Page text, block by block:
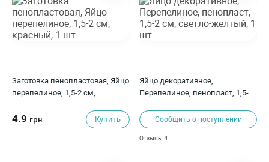
Заготовка пенопластовая, Яйцо
перепелиное, 1,5-2 см,
4.9 грн Купить
Яйцо декоративное,
Перепелиное, пенопласт, 1,5-2
Сообщить о поступлении
Отзывы4